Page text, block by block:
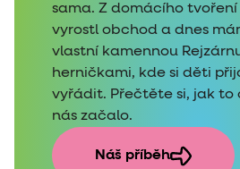
sama. Z domácího
vyrostl obchod a dnes
vlastní kamennou
herničkami, kde si děti
vyřádit. Přečtěte si, jak to
nás začalo.
Náš příběh